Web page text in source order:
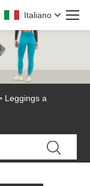
Italiano
Leggings a